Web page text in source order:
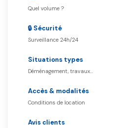
Quel volume ?
🔒 Sécurité
Surveillance 24h/24
Situations types
Déménagement, travaux…
Accès & modalités
Conditions de location
Avis clients